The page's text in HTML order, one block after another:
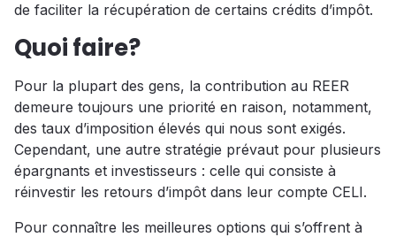
de faciliter la récupération de certains crédits d’impôt.
Quoi faire?
Pour la plupart des gens, la contribution au REER
demeure toujours une priorité en raison, notamment,
des taux d’imposition élevés qui nous sont exigés.
Cependant, une autre stratégie prévaut pour plusieurs
épargnants et investisseurs : celle qui consiste à
réinvestir les retours d’impôt dans leur compte CELI.
Pour connaître les meilleures options qui s’offrent à